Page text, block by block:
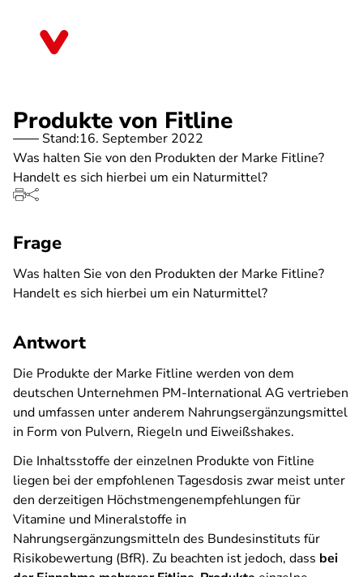
Produkte von Fitline
Stand:16. September 2022
Was halten Sie von den Produkten der Marke Fitline?
Handelt es sich hierbei um ein Naturmittel?
Frage
Was halten Sie von den Produkten der Marke Fitline?
Handelt es sich hierbei um ein Naturmittel?
Antwort
Die Produkte der Marke Fitline werden von dem
deutschen Unternehmen PM-International AG vertrieben
und umfassen unter anderem Nahrungsergänzungsmittel
in Form von Pulvern, Riegeln und Eiweißshakes.
Die Inhaltsstoffe der einzelnen Produkte von Fitline
liegen bei der empfohlenen Tagesdosis zwar meist unter
den derzeitigen Höchstmengenempfehlungen für
Vitamine und Mineralstoffe in
Nahrungsergänzungsmitteln des Bundesinstituts für
Risikobewertung (BfR). Zu beachten ist jedoch, dass bei